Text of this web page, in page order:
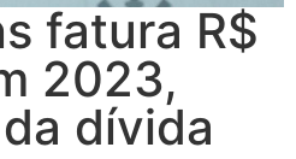
fatura R$
2023,
dívida